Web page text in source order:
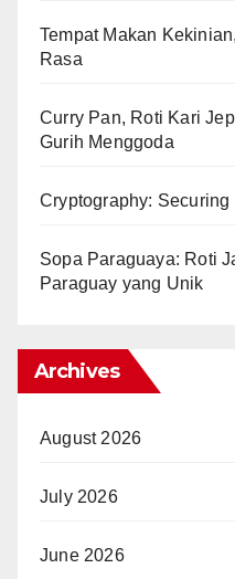
Tempat Makan
Rasa
Curry Pan, Roti Kari
Gurih Menggoda
Cryptography:
Sopa Paraguaya: Roti
Paraguay yang Unik
Archives
August 2026
July 2026
June 2026